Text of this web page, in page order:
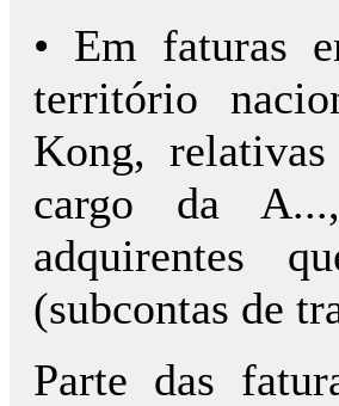
• Em faturas
território
Kong,
cargo da
adquirentes
(subcontas de
Parte das